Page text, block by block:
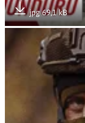
jpg 69,1 kB
Pobierz załącznik
Otwórz załącznik